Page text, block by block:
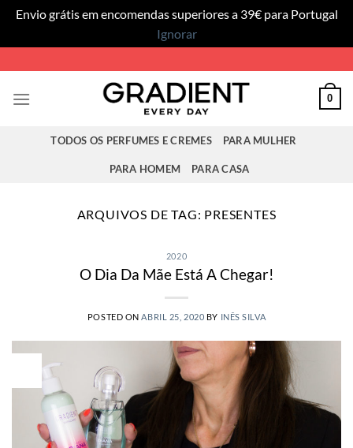
Envio grátis em encomendas superiores a 39€ para Portugal
Ignorar
to
content
0
TODOS OS PERFUMES E CREMES PARA MULHER
PARA HOMEM PARA CASA
ARQUIVOS DE TAG: PRESENTES
2020
O Dia Da Mãe Está A Chegar!
POSTED ON ABRIL 25, 2020 BY INÊS SILVA